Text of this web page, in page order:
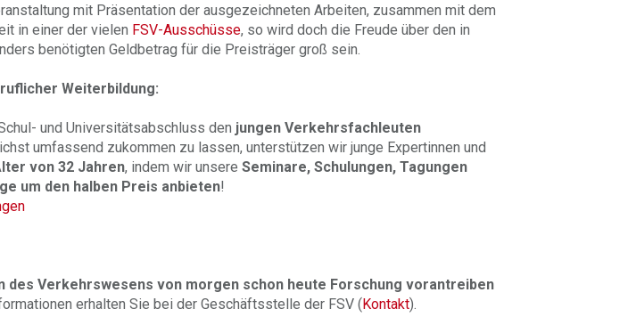
mit Präsentation der ausgezeichneten Arbeiten, zusammen mit dem
in einer der vielen FSV-Ausschüsse, so wird doch die Freude über den in
benötigten Geldbetrag für die Preisträger groß sein.
Weiterbildung:
und Universitätsabschluss den jungen Verkehrsfachleuten
umfassend zukommen zu lassen, unterstützen wir junge Expertinnen und
von 32 Jahren, indem wir unsereSeminare, Schulungen, Tagungen
um den halben Preis anbieten!
des Verkehrswesens von morgen schon heute Forschung vorantreiben
erhalten Sie bei der Geschäftsstelle der FSV (Kontakt).